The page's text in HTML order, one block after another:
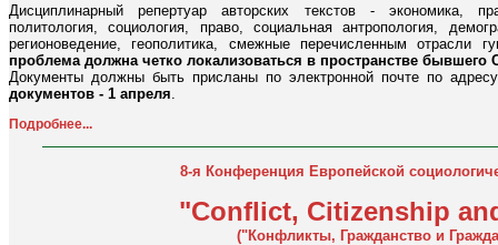
Дисциплинарный репертуар авторских текстов - экономика,
политология, социология, право, социальная антропология,
регионоведение, геополитика, смежные перечисленным отрасли
проблема должна четко локализоваться в пространстве бывшего
Документы должны быть присланы по электронной почте по
документов - 1 апреля
Подробнее...
8-я Конференция Европейской
"Conflict, Citizenship
("Конфликты, Гражданство и